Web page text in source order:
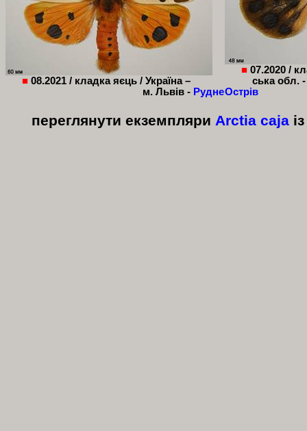
■ 08.2021 / кладка яєць / Україна –
м. Львів - Рудне
■ 07.2020 /
ська обл.
Острів
переглянути екземпляри Arctia caja